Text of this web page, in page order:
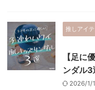
推しアイテ
【足に
ンダル3
2026/1/